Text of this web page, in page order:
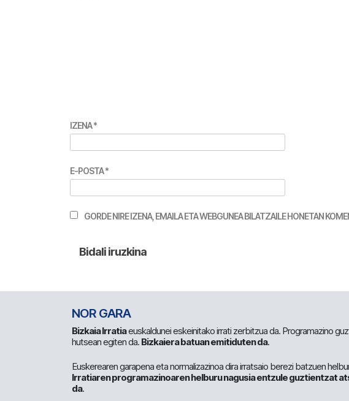
IZENA*
E-POSTA*
GORDE NIRE IZENA, EMAILA ETA WEBGUNEA BILATZAILE HONETAN
NOR GARA
Bizkaia Irratiaeuskaldunei eskeinitako irrati zerbitzua da. Programazino
hutsean egiten da. Bizkaiera batuan emitiduten da.
Euskerearen garapena eta normalizazinoa dira irratsaio berezi batzuen
Irratiaren programazinoaren helburu nagusia entzule guztientzat
da.